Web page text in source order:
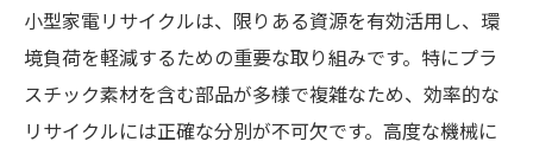
なぜ人の技術が小型家電リサイクルで今なお重
要なのか
選別者の技が切り開く持続可能なリサイクル社
会の未来
小型家電リサイクルは、限りある資源を有効活用し、環
境負荷を軽減するための重要な取り組みです。特にプラ
スチック素材を含む部品が多様で複雑なため、効率的な
リサイクルには正確な分別が不可欠です。高度な機械に